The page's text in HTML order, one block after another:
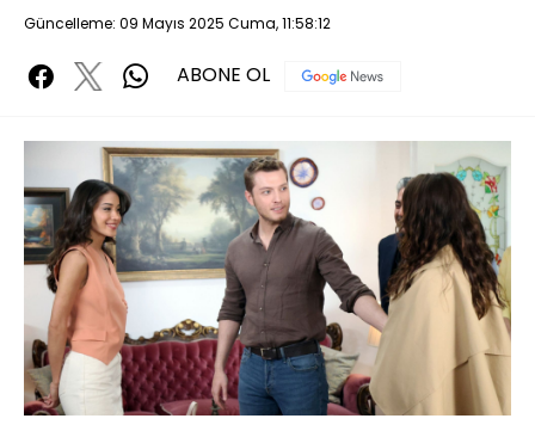
Güncelleme: 09 Mayıs 2025 Cuma, 11:58:12
ABONE OL